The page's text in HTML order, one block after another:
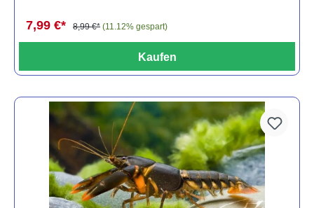
7,99 €* 8,99 €* (11.12% gespart)
Kaufen